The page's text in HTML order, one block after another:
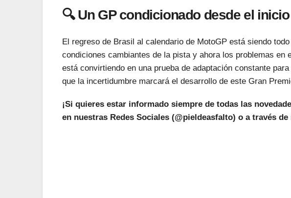
🔍 Un GP condicionado desde el inicio
El regreso de Brasil al calendario de MotoGP está siendo
condiciones cambiantes de la pista y ahora los problemas en
está convirtiendo en una prueba de adaptación constante
que la incertidumbre marcará el desarrollo de este Gran
¡Si quieres estar informado siempre de todas las
en nuestras Redes Sociales (@pieldeasfalto) o a través